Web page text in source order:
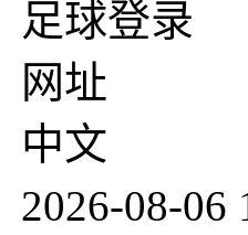
中文
2026-08-06